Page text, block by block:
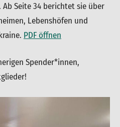
Seite 34 berichtet sie über
Lebenshöfen und
PDF öffnen
Spender*innen,